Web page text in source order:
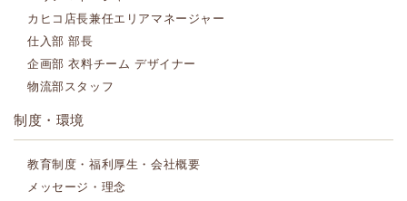
カヒコ店長兼任エリアマネージャー
仕入部 部長
企画部 衣料チーム デザイナー
物流部スタッフ
制度・環境
教育制度・福利厚生・会社概要
メッセージ・理念